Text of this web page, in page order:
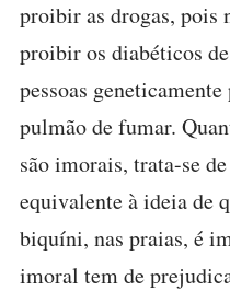
proibir as drogas, pois
proibir os diabéticos
pessoas
pulmão de fumar.
são imorais, trata-se
equivalente à ideia de
biquíni, nas praias, é
imoral tem de